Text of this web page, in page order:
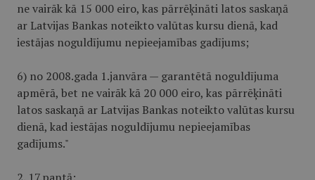
ne vairāk kā 15 000 eiro, kas pārrēķināti latos saskaņā
ar Latvijas Bankas noteikto valūtas kursu dienā, kad
iestājas noguldījumu nepieejamības gadījums;
6) no 2008.gada 1.janvāra — garantētā noguldījuma
apmērā, bet ne vairāk kā 20 000 eiro, kas pārrēķināti
latos saskaņā ar Latvijas Bankas noteikto valūtas kursu
dienā, kad iestājas noguldījumu nepieejamības
gadījums."